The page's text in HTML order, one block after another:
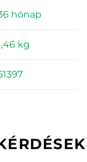
hónap
kg